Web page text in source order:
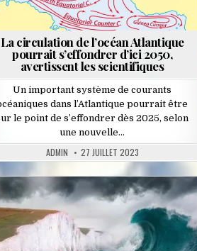
La circulation de l’océan Atlantique
pourrait s’effondrer d’ici 2050,
avertissent les scientifiques
Un important système de courants
dans l’Atlantique pourrait être
le point de s’effondrer dès 2025, selon
une nouvelle…
ADMIN 27 JUILLET 2023
Posted
in